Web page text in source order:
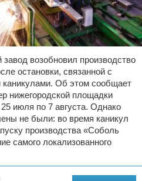
возобновил производство
остановки, связанной с
Об этом сообщает
нижегородской площадки
июля по 7 августа. Однако
не были: во время каникул
производства «Соболь
самого локализованного